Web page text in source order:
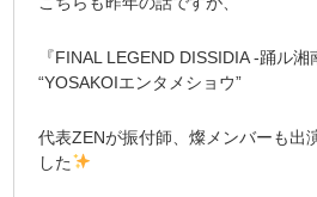
『FINAL LEGEND DISSIDIA -踊ル
“YOSAKOIエンタメショウ”
代表ZENが振付師、燦メンバーも出
した